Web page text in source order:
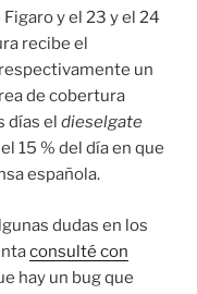
y el 23 y el 24
recibe el
un
de cobertura
días el dieselgate
15 % del día en que
española.
dudas en los
consulté con
hay un bug que